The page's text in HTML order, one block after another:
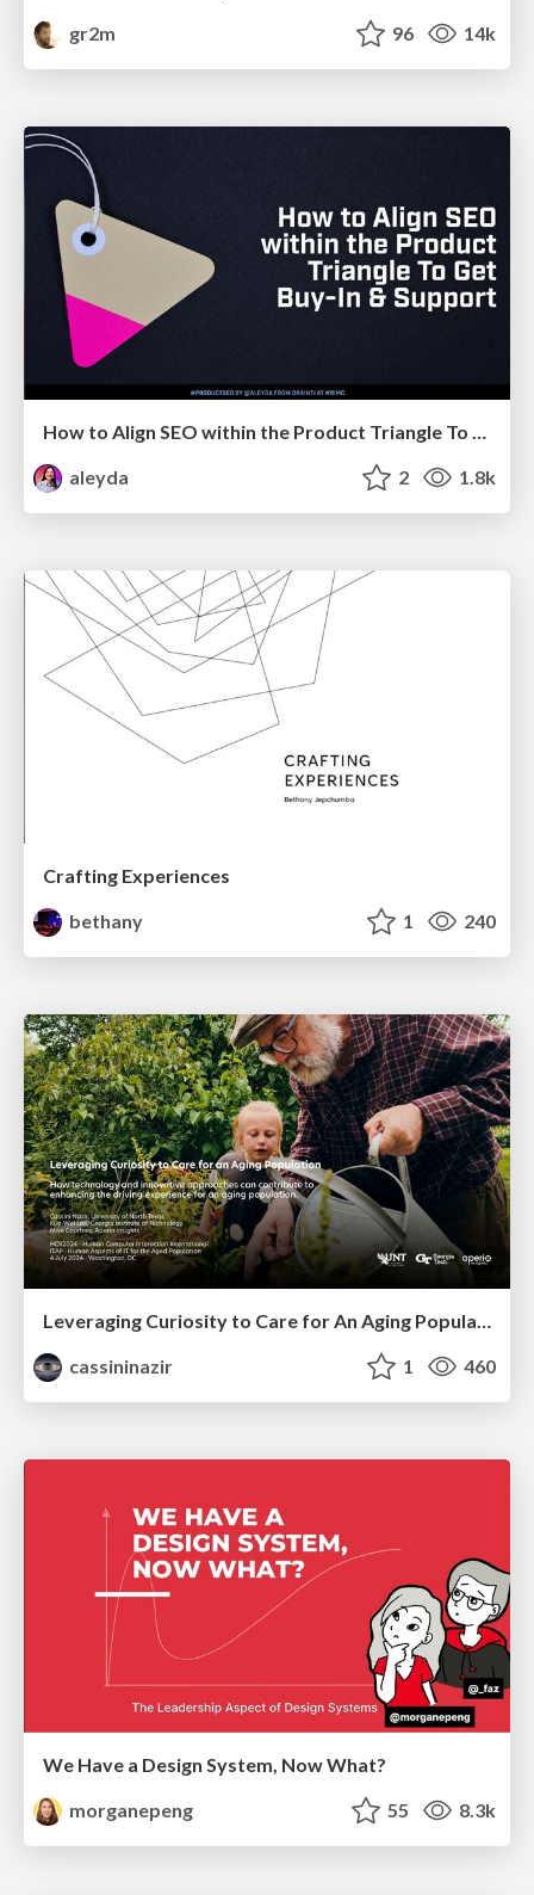
gr2m
96 14k
How to Align SEO within the Product Triangle To Get Buy-In & Support - #RIMC
aleyda
2 1.8k
Crafting Experiences
bethany
1 240
Leveraging Curiosity to Care for An Aging Population
cassininazir
1 460
We Have a Design System, Now What?
morganepeng
55 8.3k